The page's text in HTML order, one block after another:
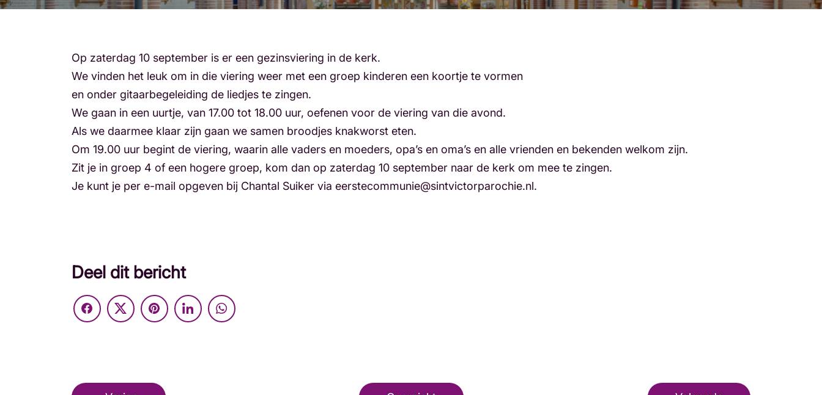
Op zaterdag 10 september is er een gezinsviering in de kerk.
We vinden het leuk om in die viering weer met een groep kinderen een koortje te vormen
en onder gitaarbegeleiding de liedjes te zingen.
We gaan in een uurtje, van 17.00 tot 18.00 uur, oefenen voor de viering van die avond.
Als we daarmee klaar zijn gaan we samen broodjes knakworst eten.
Om 19.00 uur begint de viering, waarin alle vaders en moeders, opa’s en oma’s en alle vrienden en bekenden welkom zijn.
Zit je in groep 4 of een hogere groep, kom dan op zaterdag 10 september naar de kerk om mee te zingen.
Je kunt je per e-mail opgeven bij Chantal Suiker via eerstecommunie@sintvictorparochie.nl.
Deel dit bericht